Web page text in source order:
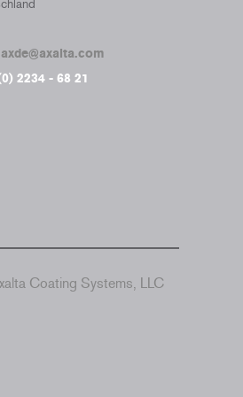
2234 - 68 21
Coating Systems, LLC